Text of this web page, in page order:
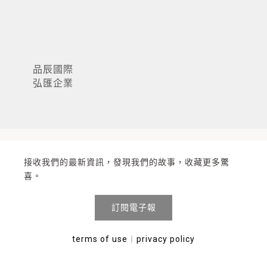
品辰國際
弘匯企業
接收我們的最新資訊，發現我們的故事，收藏更多驚
喜。
訂閱電子報
terms of use privacy policy